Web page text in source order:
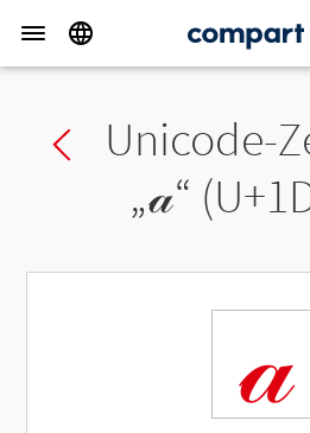
Previous char
Unicode-
„𝒶“
𝒶